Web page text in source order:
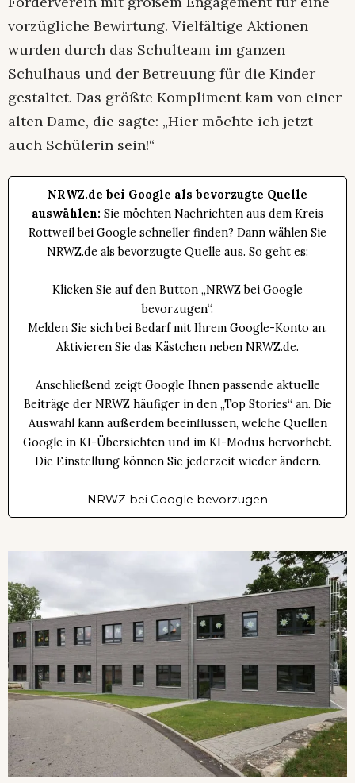
vorzügliche Bewirtung. Vielfältige Aktionen
wurden durch das Schulteam im ganzen
Schulhaus und der Betreuung für die Kinder
gestaltet. Das größte Kompliment kam von einer
alten Dame, die sagte: „Hier möchte ich jetzt
auch Schülerin sein!“
NRWZ.de bei Google als bevorzugte Quelle
auswählen: Sie möchten Nachrichten aus dem Kreis
Rottweil bei Google schneller finden? Dann wählen Sie
NRWZ.de als bevorzugte Quelle aus. So geht es:
Klicken Sie auf den Button „NRWZ bei Google
bevorzugen“.
Melden Sie sich bei Bedarf mit Ihrem Google-Konto an.
Aktivieren Sie das Kästchen neben NRWZ.de.
Anschließend zeigt Google Ihnen passende aktuelle
Beiträge der NRWZ häufiger in den „Top Stories“ an. Die
Auswahl kann außerdem beeinflussen, welche Quellen
Google in KI-Übersichten und im KI-Modus hervorhebt.
Die Einstellung können Sie jederzeit wieder ändern.
NRWZ bei Google bevorzugen